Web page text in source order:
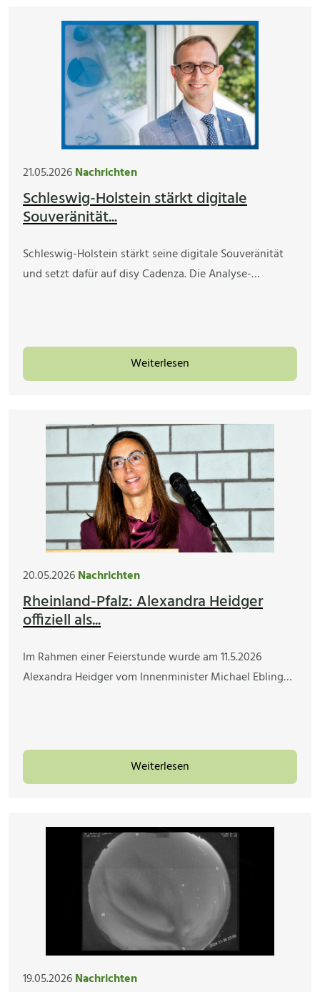
21.05.2026Nachrichten
Schleswig-Holstein stärkt digitale
Souveränität...
Schleswig-Holstein stärkt seine digitale Souveränität
und setzt dafür auf disy Cadenza. Die Analyse-…
Weiterlesen
20.05.2026Nachrichten
Rheinland-Pfalz: Alexandra Heidger
offiziell als...
Im Rahmen einer Feierstunde wurde am 11.5.2026
Alexandra Heidger vom Innenminister Michael Ebling…
Weiterlesen
19.05.2026Nachrichten